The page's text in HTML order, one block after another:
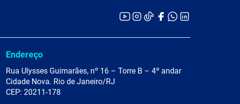
Endereço
Rua Ulysses Guimarães, nº 16 – Torre B – 4º andar
Cidade Nova. Rio de Janeiro/RJ
CEP: 20211-178